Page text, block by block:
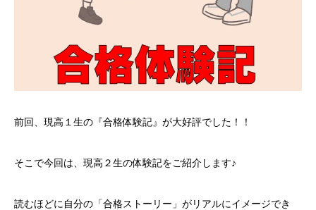
前回、現高１生の『合格体験記』が大好評でした！！
そこで今回は、現高２生の体験記をご紹介します♪
読むほどに自分の「合格ストーリー」がリアルにイメージでき